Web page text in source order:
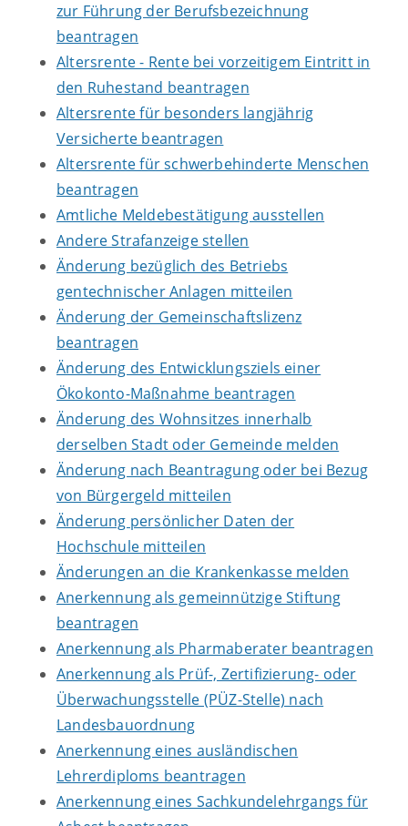
zur Führung der Berufsbezeichnung
beantragen
Altersrente - Rente bei vorzeitigem Eintritt in
den Ruhestand beantragen
Altersrente für besonders langjährig
Versicherte beantragen
Altersrente für schwerbehinderte Menschen
beantragen
Amtliche Meldebestätigung ausstellen
Andere Strafanzeige stellen
Änderung bezüglich des Betriebs
gentechnischer Anlagen mitteilen
Änderung der Gemeinschaftslizenz
beantragen
Änderung des Entwicklungsziels einer
Ökokonto-Maßnahme beantragen
Änderung des Wohnsitzes innerhalb
derselben Stadt oder Gemeinde melden
Änderung nach Beantragung oder bei Bezug
von Bürgergeld mitteilen
Änderung persönlicher Daten der
Hochschule mitteilen
Änderungen an die Krankenkasse melden
Anerkennung als gemeinnützige Stiftung
beantragen
Anerkennung als Pharmaberater beantragen
Anerkennung als Prüf-, Zertifizierung- oder
Überwachungsstelle (PÜZ-Stelle) nach
Landesbauordnung
Anerkennung eines ausländischen
Lehrerdiploms beantragen
Anerkennung eines Sachkundelehrgangs für